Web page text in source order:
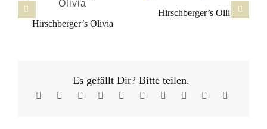
Hirschberger’s Olivia
Hirschberger’s Olli
Es gefällt Dir? Bitte teilen.